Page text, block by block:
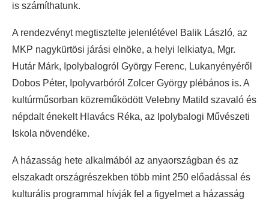
is számíthatunk.
A rendezvényt megtisztelte jelenlétével Balik László, az
MKP nagykürtösi járási elnöke, a helyi lelkiatya, Mgr.
Hutár Márk, Ipolybalogról György Ferenc, Lukanyényéről
Dobos Péter, Ipolyvarbóról Zolcer György plébános is. A
kultúrműsorban közreműködött Velebny Matild szavaló és
népdalt énekelt Hlavács Réka, az Ipolybalogi Művészeti
Iskola növendéke.
A házasság hete alkalmából az anyaországban és az
elszakadt országrészekben több mint 250 előadással és
kulturális programmal hívják fel a figyelmet a házasság